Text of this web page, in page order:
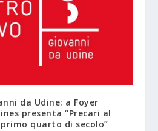
da Udine: a Foyer
presenta “Precari al
quarto di secolo”